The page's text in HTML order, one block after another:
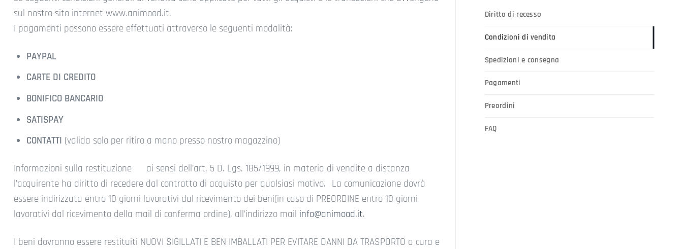
sul nostro sito internet www.animood.it.
I pagamenti possono essere effettuati attraverso le seguenti modalità:
PAYPAL
CARTE DI CREDITO
BONIFICO BANCARIO
SATISPAY
CONTATTI (valida solo per ritiro a mano presso nostro magazzino)
Informazioni sulla restituzione ai sensi dell’art. 5 D. Lgs. 185/1999, in materia di vendite a distanza
l’acquirente ha diritto di recedere dal contratto di acquisto per qualsiasi motivo. La comunicazione dovrà
essere indirizzata entro 10 giorni lavorativi dal ricevimento dei beni(in caso di PREORDINE entro 10 giorni
lavorativi dal ricevimento della mail di conferma ordine), all’indirizzo mail info@animood.it.
I beni dovranno essere restituiti NUOVI SIGILLATI E BEN IMBALLATI PER EVITARE DANNI DA TRASPORTO a cura e
Diritto di recesso
Condizioni di vendita
Spedizioni e consegna
Pagamenti
Preordini
FAQ